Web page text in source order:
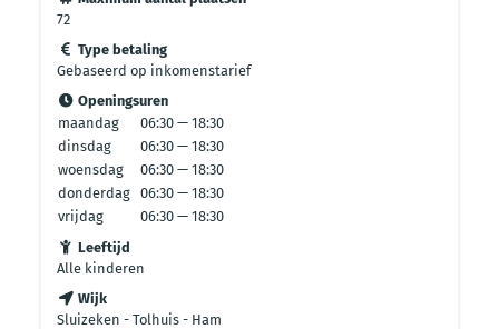
72
Type betaling
Gebaseerd op inkomenstarief
Openingsuren
maandag
06:30 — 18:30
dinsdag
06:30 — 18:30
woensdag
06:30 — 18:30
donderdag 06:30 — 18:30
vrijdag
06:30 — 18:30
Leeftijd
Alle kinderen
Wijk
Sluizeken - Tolhuis - Ham